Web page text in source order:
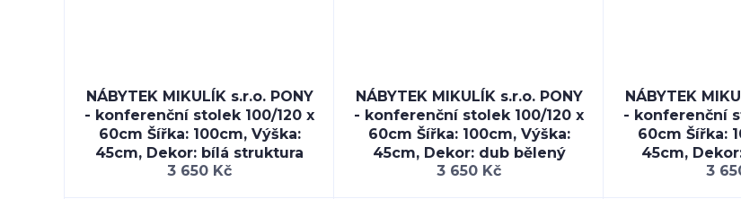
NÁBYTEK MIKULÍK s.r.o. PONY
- konferenční stolek 100/120 x
60cm Šířka: 100cm, Výška:
45cm, Dekor: bílá struktura
3 650 Kč
NÁBYTEK MIKULÍK s.r.o. PONY
- konferenční stolek 100/120 x
60cm Šířka: 100cm, Výška:
45cm, Dekor: dub bělený
3 650 Kč
NÁBYTEK
- konferenční
60cm Šířka:
45cm,
3